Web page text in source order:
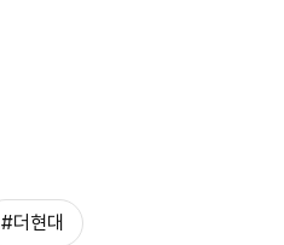
#더현대